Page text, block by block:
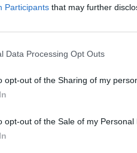
Participants that may further
Data Processing Opt Outs
opt-out of the Sharing of my
opt-out of the Sale of my Personal
pendant une courte
noirs étouffants et
mais le salon attirait
les uniformes.
choisir ce que vous voulez
les cheveux comme un
opter pour un col roulé en
de votre salon. Et